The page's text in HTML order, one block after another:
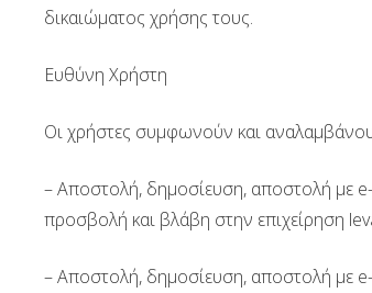
δικαιώματος χρήσης τους.
Ευθύνη Χρήστη
Οι χρήστες συμφωνούν και
– Αποστολή, δημοσίευση, αποστολή με
προσβολή και βλάβη στην επιχείρηση
– Αποστολή, δημοσίευση, αποστολή με